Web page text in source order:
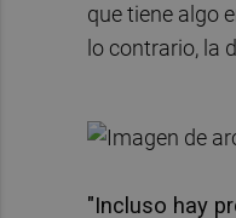
que tiene algo
lo contrario, la
"Incluso hay